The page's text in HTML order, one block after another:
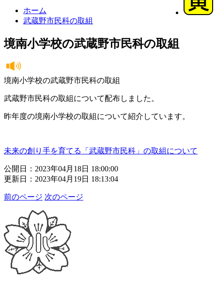
ホーム
武蔵野市民科の取組
境南小学校の武蔵野市民科の取組
境南小学校の武蔵野市民科の取組
武蔵野市民科の取組について配布しました。
昨年度の境南小学校の取組について紹介しています。
未来の創り手を育てる「武蔵野市民科」の取組について
公開日：2023年04月18日 18:00:00
更新日：2023年04月19日 18:13:04
前のページ 次のページ